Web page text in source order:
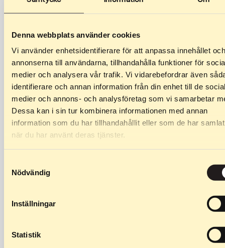
Denna webbplats använder cookies
Vi använder enhetsidentifierare för att anpassa innehållet och
annonserna till användarna, tillhandahålla funktioner för
medier och analysera vår trafik. Vi vidarebefordrar även
identifierare och annan information från din enhet till de
medier och annons- och analysföretag som vi samarbetar
Dessa kan i sin tur kombinera informationen med annan
information som du har tillhandahållit eller som de har
när du har använt deras tjänster.
Nödvändig
Inställningar
Statistik
Vorderrad 50mm
Spezifikationen: Radbreite:
50mm Raddurchmesser:
70mm Kompatibel mit:
Classic Wasa, Classic DP
(hinten),…
Hinterrad 40mm
Spezifikationen: Radbreite:
40mm Raddurchmesser:
70mm Kompatibel mit:
Classic Team, Classic DP
(vorn),…